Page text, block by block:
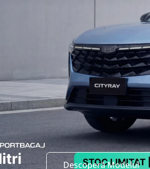
Descoperă Modelul